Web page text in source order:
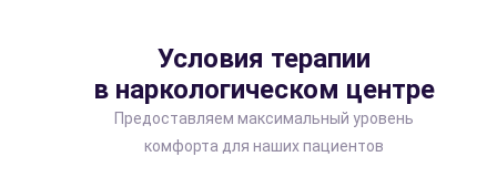
Условия терапии
в наркологическом центре
Предоставляем максимальный уровень
комфорта для наших пациентов